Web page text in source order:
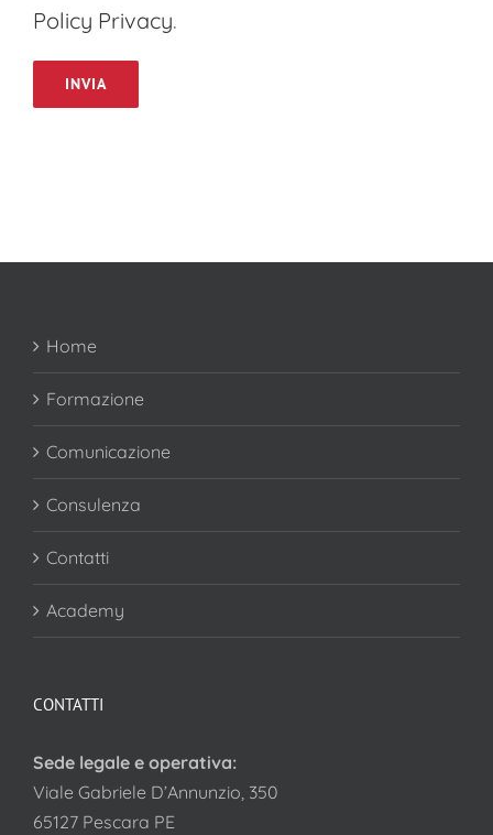
Policy Privacy.
Home
Formazione
Comunicazione
Consulenza
Contatti
Academy
CONTATTI
Sede legale e operativa:
Viale Gabriele D’Annunzio, 350
65127 Pescara PE